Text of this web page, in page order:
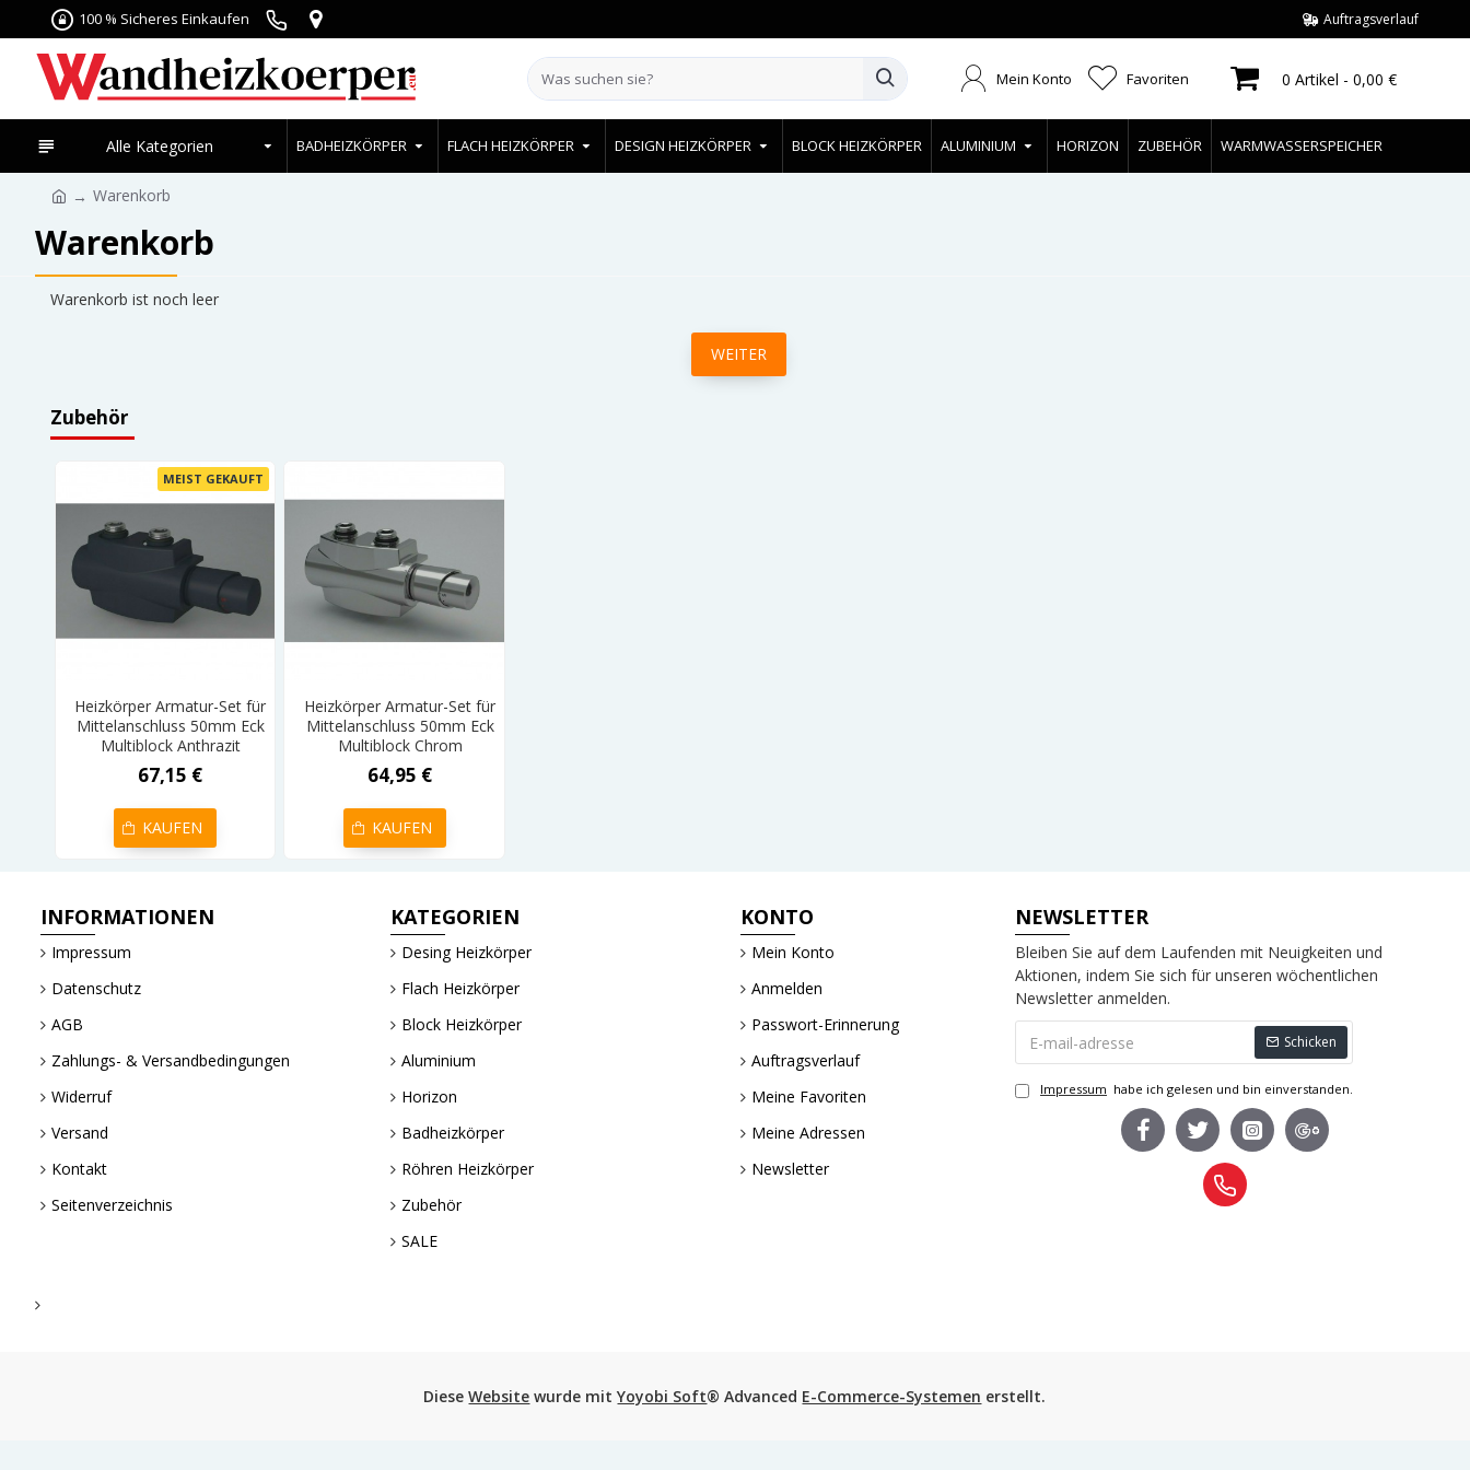
100 % Sicheres Einkaufen Auftragsverlauf
Mein Konto Favoriten 0 Artikel - 0,00 €
Alle Kategorien BADHEIZKÖRPER FLACH HEIZKÖRPER DESIGN HEIZKÖRPER BLOCK HEIZKÖRPER ALUMINIUM HORIZON ZUBEHÖR WARMWASSERSPEICHER
Warenkorb
Warenkorb
Warenkorb ist noch leer
WEITER
Zubehör
MEIST GEKAUFT
Heizkörper Armatur-Set für
Mittelanschluss 50mm Eck
Multiblock Anthrazit
67,15 €
KAUFEN
Heizkörper Armatur-Set für
Mittelanschluss 50mm Eck
Multiblock Chrom
64,95 €
KAUFEN
INFORMATIONEN
Impressum
Datenschutz
AGB
Zahlungs- & Versandbedingungen
Widerruf
Versand
Kontakt
Seitenverzeichnis
KATEGORIEN
Desing Heizkörper
Flach Heizkörper
Block Heizkörper
Aluminium
Horizon
Badheizkörper
Röhren Heizkörper
Zubehör
SALE
KONTO
Mein Konto
Anmelden
Passwort-Erinnerung
Auftragsverlauf
Meine Favoriten
Meine Adressen
Newsletter
NEWSLETTER
Bleiben Sie auf dem Laufenden mit Neuigkeiten und
Aktionen, indem Sie sich für unseren wöchentlichen
Newsletter anmelden.
Schicken
Impressum habe ich gelesen und bin einverstanden.
DieseWebsite wurde mitYoyobi Soft® Advanced E-Commerce-Systemen erstellt.